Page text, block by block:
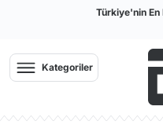
Türkiye'nin En
Kategoriler